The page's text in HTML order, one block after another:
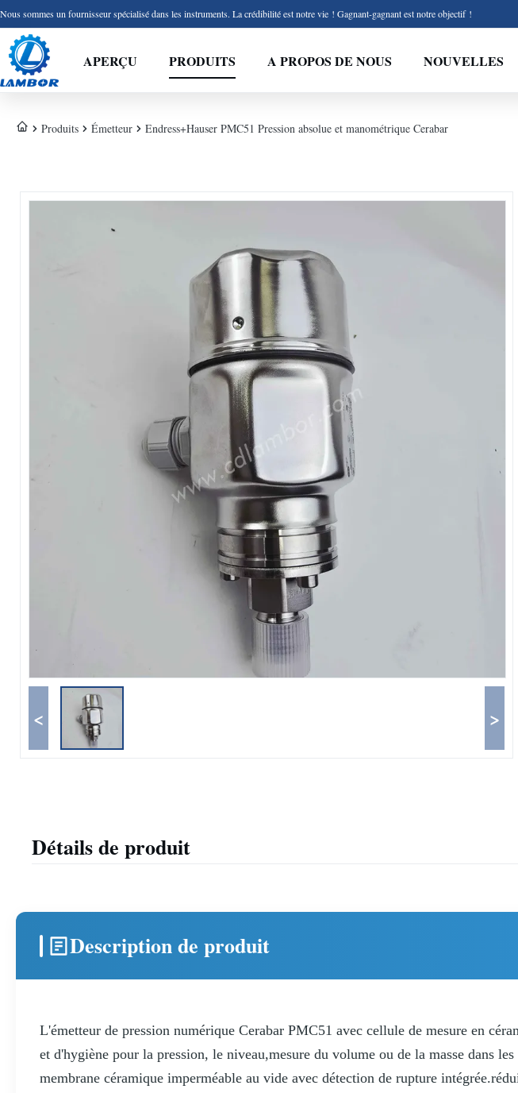
Nous sommes un fournisseur spécialisé dans les instruments. La crédibilité est notre vie ! Gagnant-gagnant est notre objectif !
APERÇU PRODUITS A PROPOS DE NOUS NOUVELLES
Produits Émetteur Endress+Hauser PMC51 Pression absolue et manométrique Cerabar
< >
Détails de produit
Description de produit
L'émetteur de pression numérique Cerabar PMC51 avec cellule de mesure en
et d'hygiène pour la pression, le niveau,mesure du volume ou de la masse dans
membrane céramique imperméable au vide avec détection de rupture